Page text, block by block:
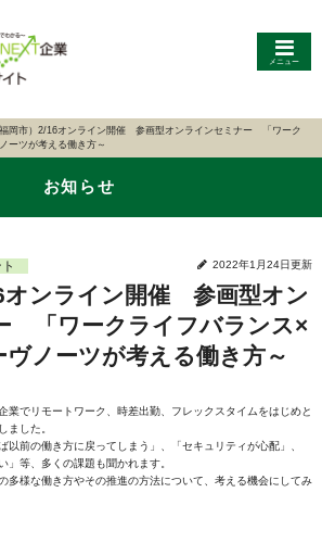
メニュー
福岡市）2/16オンライン開催 参画型オンラインセミナー 「ワーク
ーツが考える働き方～
お知らせ
2022年1月24日更新
オンライン開催 参画型オン
「ワークライフバランス×
ヴノーツが考える働き方～
でリモートワーク、時差出勤、フレックスタイムをはじめと
ました。
前の働き方に戻ってしまう」、「セキュリティが心配」、
」等、多くの課題も聞かれます。
多様な働き方やその推進の方法について、考える機会にしてみ